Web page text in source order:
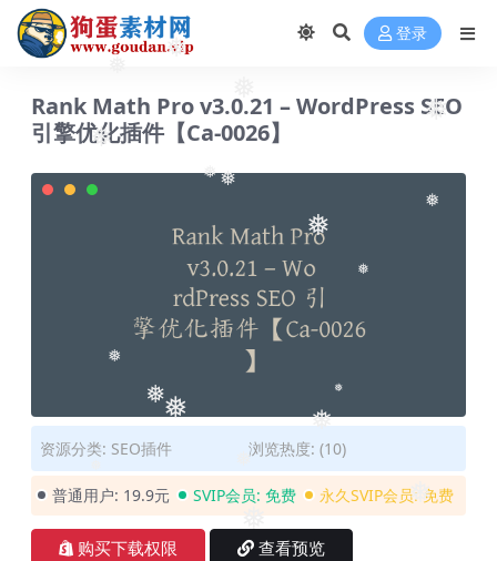
❅
❅
❅
❅
❅
❅
❅
❅
❅
❅
❅
登录
Rank Math Pro v3.0.21 – WordPress SEO
引擎优化插件【Ca-0026】
资源分类: SEO插件 浏览热度: (10)
普通用户: 19.9元 SVIP会员: 免费 永久SVIP会员: 免费
购买下载权限 查看预览